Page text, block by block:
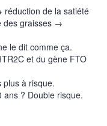
de la satiété
des graisses →
le dit comme ça.
et du gène FTO
plus à risque.
ans ? Double risque.